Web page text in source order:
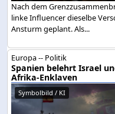
Nach dem
linke Influencer dieselbe
Ansturm geplant. Als...
Europa -- Politik
Spanien belehrt Israel
Afrika-Enklaven
Symbolbild / KI